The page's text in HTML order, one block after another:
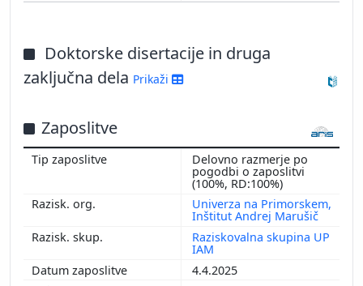
Doktorske disertacije in druga
zaključna dela Prikaži
Zaposlitve
Delovno razmerje po
pogodbi o zaposlitvi
(100%, RD:100%)
Univerza na Primorskem,
Inštitut Andrej Marušič
Raziskovalna skupina UP
IAM
4.4.2025